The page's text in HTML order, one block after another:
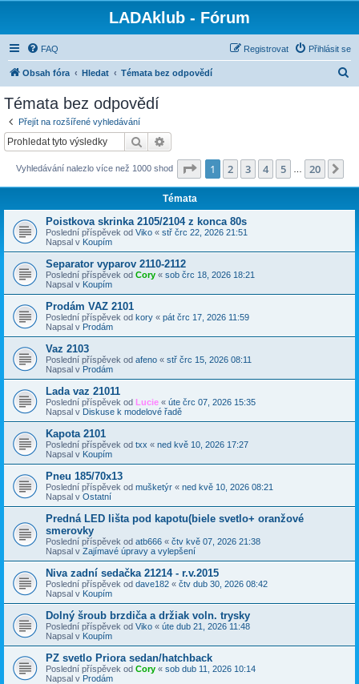
LADAklub - Fórum
FAQ Přihlásit se
Registrovat
Obsah fóra Hledat Témata bez odpovědí
Témata bez odpovědí
Přejít na rozšířené vyhledávání
Hledat
Vyhledávání nalezlo více než 1000 shod Stránka z 20
1 2 3 4 5 20
Témata
Poistkova skrinka 2105/2104 z konca 80s
Poslední příspěvek od Viko « stř črc 22, 2026 21:51
Napsal v Koupím
Separator vyparov 2110-2112
Poslední příspěvek od Cory « sob črc 18, 2026 18:21
Napsal v Koupím
Prodám VAZ 2101
Poslední příspěvek od kory « pát črc 17, 2026 11:59
Napsal v Prodám
Vaz 2103
Poslední příspěvek od afeno « stř črc 15, 2026 08:11
Napsal v Prodám
Lada vaz 21011
Poslední příspěvek od Lucie « úte črc 07, 2026 15:35
Napsal v Diskuse k modelové řadě
Kapota 2101
Poslední příspěvek od txx « ned kvě 10, 2026 17:27
Napsal v Koupím
Pneu 185/70x13
Poslední příspěvek od mušketýr « ned kvě 10, 2026 08:21
Napsal v Ostatní
Predná LED lišta pod kapotu(biele svetlo+ oranžové
smerovky
Poslední příspěvek od atb666 « čtv kvě 07, 2026 21:38
Napsal v Zajímavé úpravy a vylepšení
Niva zadní sedačka 21214 - r.v.2015
Poslední příspěvek od dave182 « čtv dub 30, 2026 08:42
Napsal v Koupím
Dolný šroub brzdiča a držiak voln. trysky
Poslední příspěvek od Viko « úte dub 21, 2026 11:48
Napsal v Koupím
PZ svetlo Priora sedan/hatchback
Poslední příspěvek od Cory « sob dub 11, 2026 10:14
Napsal v Prodám